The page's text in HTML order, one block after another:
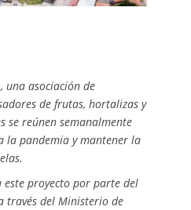
una asociación de
de frutas, hortalizas y
se reúnen semanalmente
la pandemia y mantener la
este proyecto por parte del
través del Ministerio de